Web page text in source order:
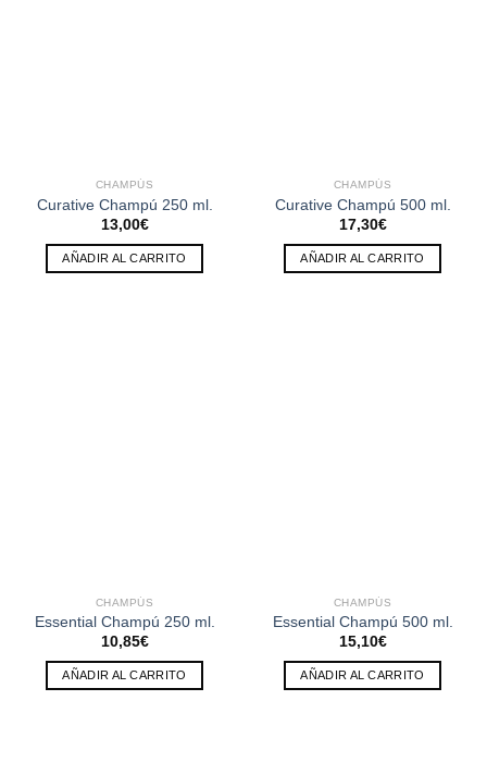
CHAMPÚS
Curative Champú 250 ml.
13,00€
AÑADIR AL CARRITO
CHAMPÚS
Curative Champú 500 ml.
17,30€
AÑADIR AL CARRITO
CHAMPÚS
Essential Champú 250 ml.
10,85€
AÑADIR AL CARRITO
CHAMPÚS
Essential Champú 500 ml.
15,10€
AÑADIR AL CARRITO